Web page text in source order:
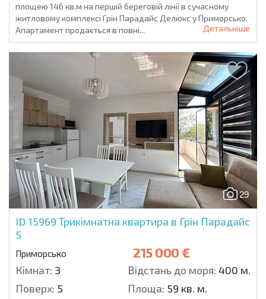
площею 146 кв.м на першій береговій лінії в сучасному
житловому комплексі Грін Парадайс Делюкс у Приморсько.
Апартамент продається в повні...
Детальніше
29
ID 15969 Трикімнатна квартира в Грін Парадайс
5
Приморсько 215 000 €
Кімнат: 3 Відстань до моря: 400 м.
Поверх: 5 Площа: 59 кв. м.